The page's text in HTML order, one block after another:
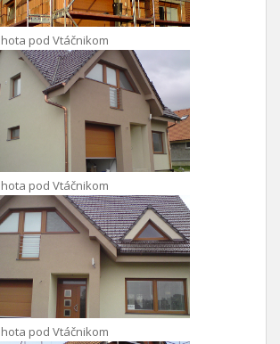
pod Vtáčnikom
pod Vtáčnikom
pod Vtáčnikom